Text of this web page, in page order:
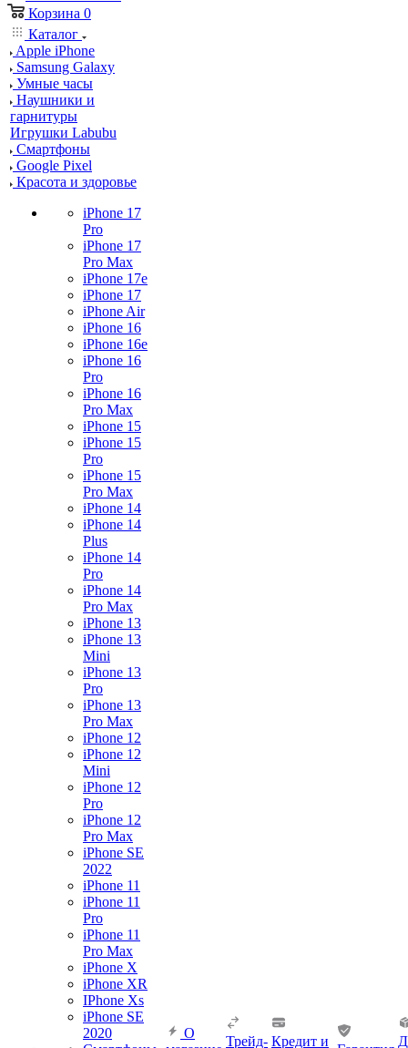
Корзина 0
Каталог
Apple iPhone
Samsung Galaxy
Умные часы
Наушники и
гарнитуры
Игрушки Labubu
Смартфоны
Google Pixel
Красота и здоровье
iPhone 17
Pro
iPhone 17
Pro Max
iPhone 17e
iPhone 17
iPhone Air
iPhone 16
iPhone 16e
iPhone 16
Pro
iPhone 16
Pro Max
iPhone 15
iPhone 15
Pro
iPhone 15
Pro Max
iPhone 14
iPhone 14
Plus
iPhone 14
Pro
iPhone 14
Pro Max
iPhone 13
iPhone 13
Mini
iPhone 13
Pro
iPhone 13
Pro Max
iPhone 12
iPhone 12
Mini
iPhone 12
Pro
iPhone 12
Pro Max
iPhone SE
2022
iPhone 11
iPhone 11
Pro
iPhone 11
Pro Max
iPhone X
iPhone XR
IPhone Xs
iPhone SE
2020
О
Трейд- Кредит и